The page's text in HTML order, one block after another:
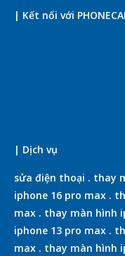
| Kết nối với
| Dịch vụ
sửa điện thoại . thay
iphone 16 pro max .
max . thay màn hình
iphone 13 pro max .
max . thay màn hình